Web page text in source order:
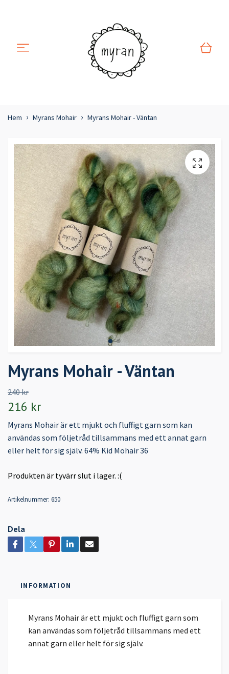
Hem Myrans Mohair Myrans Mohair - Väntan
Myrans Mohair - Väntan
240 kr
216 kr
Myrans Mohair är ett mjukt och fluffigt garn som kan
användas som följetråd tillsammans med ett annat garn
eller helt för sig själv. 64% Kid Mohair 36
Produkten är tyvärr slut i lager. :(
Artikelnummer: 650
Dela
INFORMATION
Myrans Mohair är ett mjukt och fluffigt garn som
kan användas som följetråd tillsammans med ett
annat garn eller helt för sig själv.